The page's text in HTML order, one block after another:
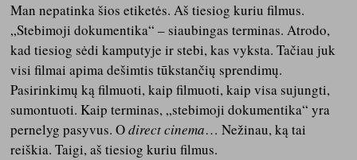
Man nepatinka šios etiketės. Aš tiesiog kuriu filmus.
„Stebimoji dokumentika“ – siaubingas terminas. Atrodo,
kad tiesiog sėdi kamputyje ir stebi, kas vyksta. Tačiau juk
visi filmai apima dešimtis tūkstančių sprendimų.
Pasirinkimų ką filmuoti, kaip filmuoti, kaip visa sujungti,
sumontuoti. Kaip terminas, „stebimoji dokumentika“ yra
pernelyg pasyvus. Odirect cinema… Nežinau, ką tai
reiškia. Taigi, aš tiesiog kuriu filmus.